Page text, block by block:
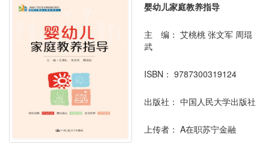
婴幼儿家庭教养指导
主 编： 艾桃桃 张文军 周琨
武
ISBN： 9787300319124
出版社： 中国人民大学出版社
上传者： A在职苏宁金融